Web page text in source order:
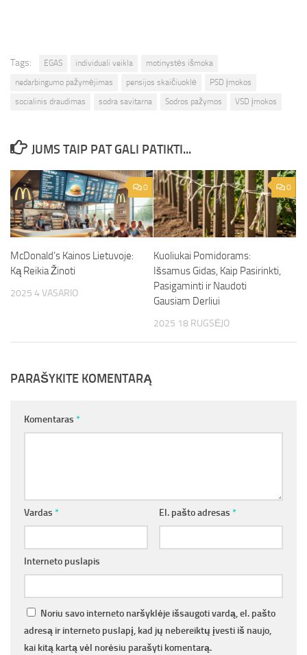
Tags: EGAS individuali veikla
motinystės išmoka
nedarbingumo pažymėjimas
pensijos skaičiuoklė
PSD įmokos
socialinis draudimas
sodra savitarna Sodros pažymos VSD įmokos
JUMS TAIP PAT GALI PATIKTI...
0
McDonald’s Kainos Lietuvoje:
Ką Reikia Žinoti
2025 4 VASARIO
0
Kuoliukai Pomidorams:
Išsamus Gidas, Kaip Pasirinkti,
Pasigaminti ir Naudoti
Gausiam Derliui
2025 18 RUGSĖJO
PARAŠYKITE KOMENTARĄ
Komentaras *
Vardas * El. pašto adresas *
Interneto puslapis
Noriu savo interneto naršyklėje išsaugoti vardą, el. pašto
adresą ir interneto puslapį, kad jų nebereiktų įvesti iš naujo,
kai kitą kartą vėl norėsiu parašyti komentarą.